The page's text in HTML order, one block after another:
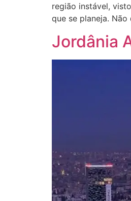
região instável,
que se planeja.
Jordânia